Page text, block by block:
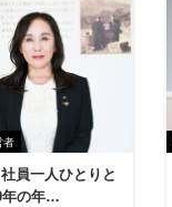
ウン事業部グループ
ループ長、2017年4月
ジェクト推進部長、
任。23年4月から熊本
員社長補佐、同年6月
現在に至る。
者
員一人ひとりと
年の年…